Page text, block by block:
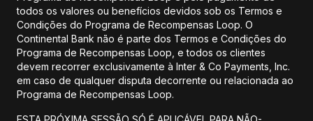
todos os valores ou benefícios devidos sob os Termos e
Condições do Programa de Recompensas Loop. O
Continental Bank não é parte dos Termos e Condições do
Programa de Recompensas Loop, e todos os clientes
devem recorrer exclusivamente à Inter & Co Payments, Inc.
em caso de qualquer disputa decorrente ou relacionada ao
Programa de Recompensas Loop.